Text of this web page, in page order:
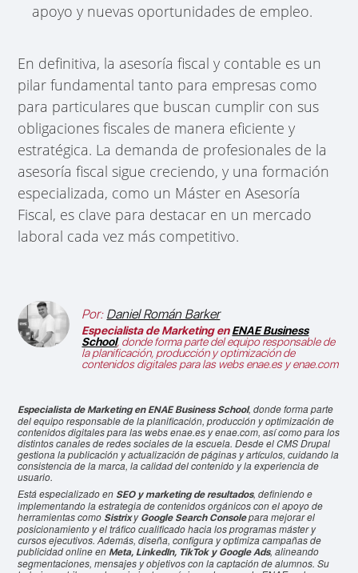
apoyo y nuevas oportunidades de empleo.
En definitiva, la asesoría fiscal y contable es un
pilar fundamental tanto para empresas como
para particulares que buscan cumplir con sus
obligaciones fiscales de manera eficiente y
estratégica. La demanda de profesionales de la
asesoría fiscal sigue creciendo, y una formación
especializada, como un Máster en Asesoría
Fiscal, es clave para destacar en un mercado
laboral cada vez más competitivo.
Por: Daniel Román Barker
Especialista de Marketing enENAE Business
School, donde forma parte del equipo responsable de
la planificación, producción y optimización de
contenidos digitales para las webs enae.es y enae.com
Especialista de Marketing en ENAE Business School, donde forma parte
del equipo responsable de la planificación, producción y optimización de
contenidos digitales para las webs enae.es y enae.com, así como para los
distintos canales de redes sociales de la escuela. Desde el CMS Drupal
gestiona la publicación y actualización de páginas y artículos, cuidando la
consistencia de la marca, la calidad del contenido y la experiencia de
usuario.
Está especializado en SEO y marketing de resultados, definiendo e
implementando la estrategia de contenidos orgánicos con el apoyo de
herramientas como Sistrixy Google Search Consolepara mejorar el
posicionamiento y el tráfico cualificado hacia los programas máster y
cursos ejecutivos. Además, diseña, configura y optimiza campañas de
publicidad online en Meta, LinkedIn, TikTok y Google Ads, alineando
segmentaciones, mensajes y objetivos con la captación de alumnos. Su